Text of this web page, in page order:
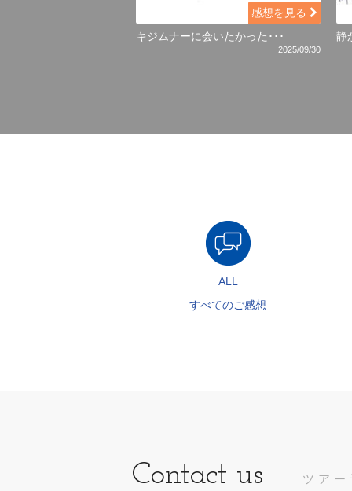
感想を見る
キジムナーに会いたかった･･･
2025/09/30
静
ALL
すべてのご感想
ツア